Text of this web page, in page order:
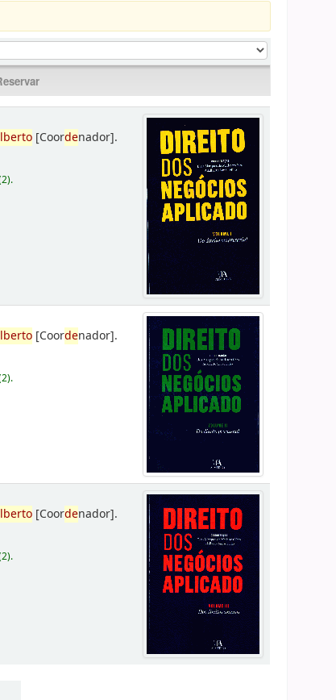
[Coordenador].
[Coordenador].
[Coordenador].